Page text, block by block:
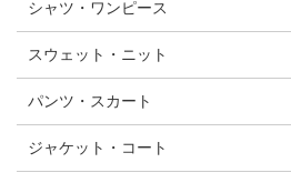
シャツ・ワンピース
スウェット・ニット
パンツ・スカート
ジャケット・コート